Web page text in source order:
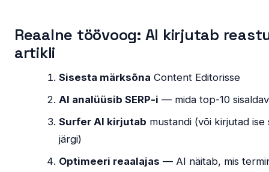
Reaalne töövoog: AI kirjutab
artikli
Sisesta märksõna Content Editorisse
AI analüüsib SERP-i — mida top-10
Surfer AI kirjutab mustandi (või kirjutad ise
järgi)
Optimeeri reaalajas — AI näitab, mis